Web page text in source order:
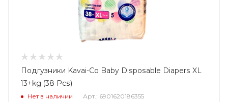
Подгузники Kavai-Co Baby Disposable Diapers XL
13+kg (38 Pcs)
Нет в наличии Арт.: 6901620186355